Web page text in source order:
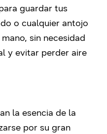
guardar tus
o cualquier antojo
sin necesidad
y evitar perder aire
la esencia de la
por su gran